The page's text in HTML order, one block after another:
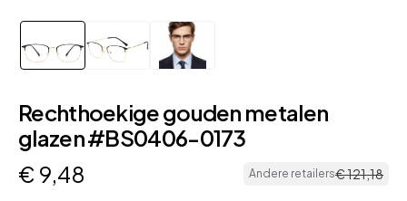
Rechthoekige gouden metalen
glazen #BS0406-0173
€ 9,48 Andere retailers€121,18